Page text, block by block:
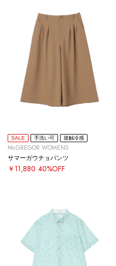
SALE 手洗い可 接触冷感
McGREGOR WOMENS
サマーガウチョパンツ
￥11,880 40%OFF